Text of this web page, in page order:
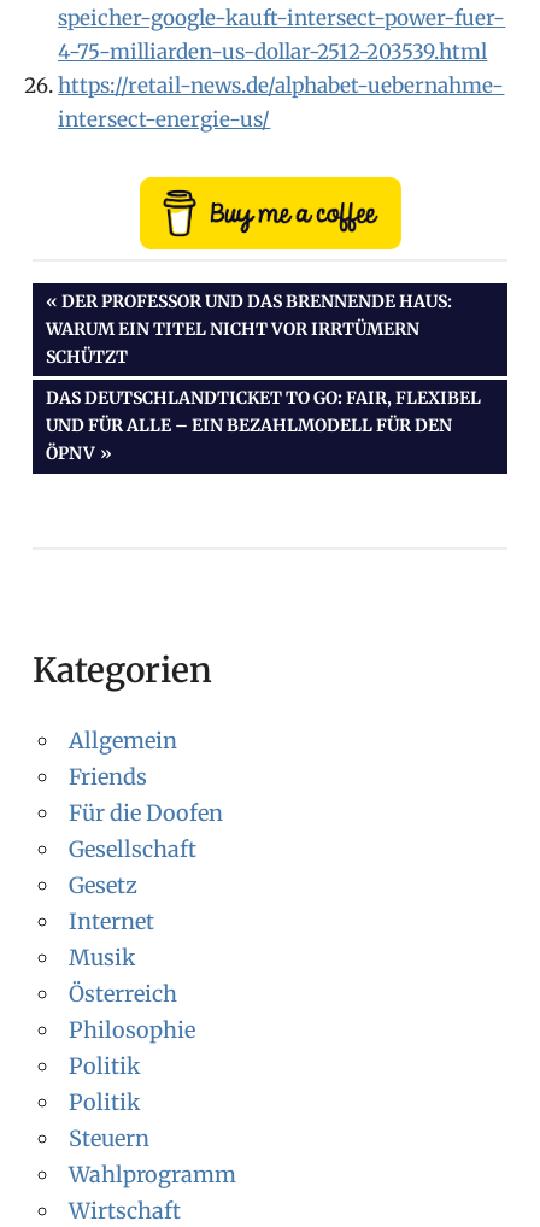
speicher-google-kauft-intersect-power-fuer-
4-75-milliarden-us-dollar-2512-203539.html
https://retail-news.de/alphabet-uebernahme-
intersect-energie-us/
Beitragsnavigation
VORHERIGER
BEITRAG:
DER PROFESSOR UND DAS BRENNENDE HAUS:
WARUM EIN TITEL NICHT VOR IRRTÜMERN
SCHÜTZT
NÄCHSTER
BEITRAG:
DAS DEUTSCHLANDTICKET TO GO: FAIR, FLEXIBEL
UND FÜR ALLE – EIN BEZAHLMODELL FÜR DEN
ÖPNV
Kategorien
Allgemein
Friends
Für die Doofen
Gesellschaft
Gesetz
Internet
Musik
Österreich
Philosophie
Politik
Politik
Steuern
Wahlprogramm
Wirtschaft